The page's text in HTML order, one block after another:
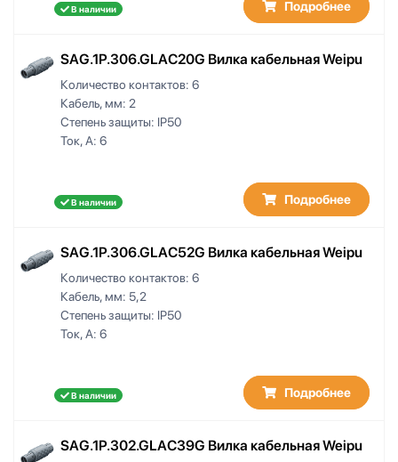
В наличии Подробнее
SAG.1P.306.GLAC20G Вилка кабельная Weipu
Количество контактов: 6
Кабель, мм: 2
Степень защиты: IP50
Ток, А: 6
В наличии Подробнее
SAG.1P.306.GLAC52G Вилка кабельная Weipu
Количество контактов: 6
Кабель, мм: 5,2
Степень защиты: IP50
Ток, А: 6
В наличии Подробнее
SAG.1P.302.GLAC39G Вилка кабельная Weipu